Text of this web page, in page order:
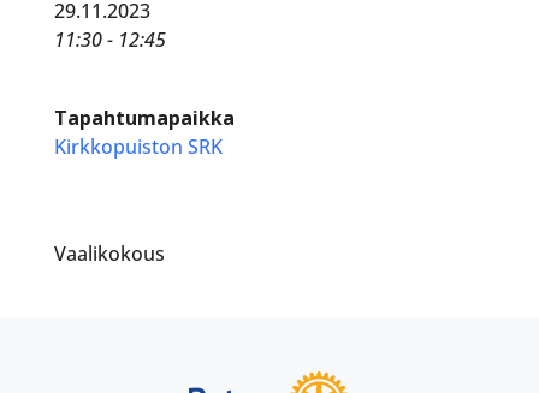
29.11.2023
11:30 - 12:45
Tapahtumapaikka
Kirkkopuiston SRK
Vaalikokous